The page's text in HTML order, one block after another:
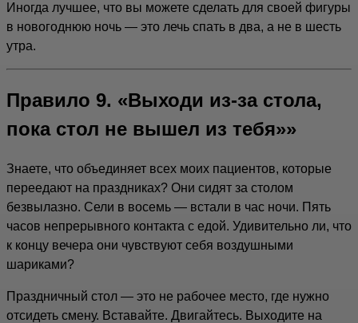
Иногда лучшее, что вы можете сделать для своей фигуры
в новогоднюю ночь — это лечь спать в два, а не в шесть
утра.
Правило 9. «Выходи из-за стола,
пока стол не вышел из тебя»»
Знаете, что объединяет всех моих пациентов, которые
переедают на праздниках? Они сидят за столом
безвылазно. Сели в восемь — встали в час ночи. Пять
часов непрерывного контакта с едой. Удивительно ли, что
к концу вечера они чувствуют себя воздушными
шариками?
Праздничный стол — это не рабочее место, где нужно
отсидеть смену. Вставайте. Двигайтесь. Выходите на